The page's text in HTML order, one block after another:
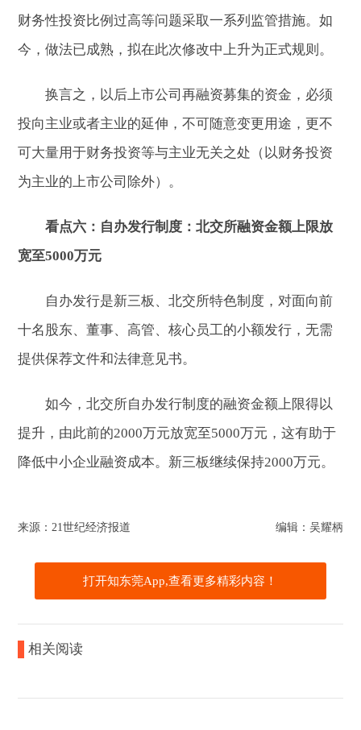
财务性投资比例过高等问题采取一系列监管措施。如
今，做法已成熟，拟在此次修改中上升为正式规则。
换言之，以后上市公司再融资募集的资金，必须
投向主业或者主业的延伸，不可随意变更用途，更不
可大量用于财务投资等与主业无关之处（以财务投资
为主业的上市公司除外）。
看点六：自办发行制度：北交所融资金额上限放
宽至5000万元
自办发行是新三板、北交所特色制度，对面向前
十名股东、董事、高管、核心员工的小额发行，无需
提供保荐文件和法律意见书。
如今，北交所自办发行制度的融资金额上限得以
提升，由此前的2000万元放宽至5000万元，这有助于
降低中小企业融资成本。新三板继续保持2000万元。
来源：21世纪经济报道 编辑：吴耀柄
打开知东莞App,查看更多精彩内容！
相关阅读